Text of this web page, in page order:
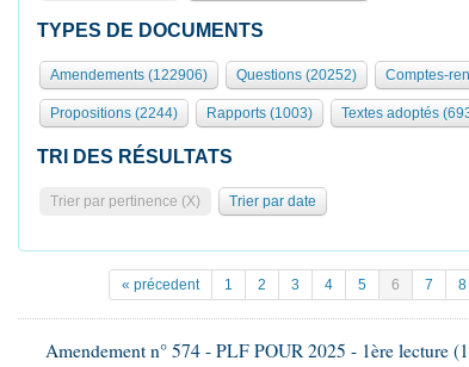
TYPES DE DOCUMENTS
Amendements (122906) Questions (20252) Comptes-
Propositions (2244) Rapports (1003) Textes adoptés
TRI DES RÉSULTATS
Trier par pertinence (X) Trier par date
« précedent 1 2 3 4 5 6 7 8
Amendement n° 574 - PLF POUR 2025 - 1ère lecture